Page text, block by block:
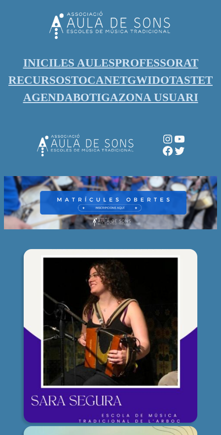
INICILES AULESPROFESSORAT
RECURSOSTOCANETGWIDOTASTET
AGENDABOTIGAZONA USUARI
Instagram
YouTube
Facebook
Twitter